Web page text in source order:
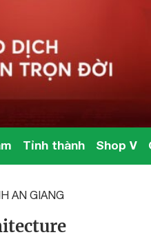
Tỉnh thành Shop V
AN GIANG